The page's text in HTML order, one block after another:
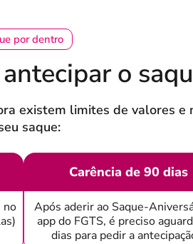
por dentro
o
existem limites de valores
saque:
no
Carência de 90 dias
Após aderir ao Saque-
app do FGTS, é preciso
dias para pedir a